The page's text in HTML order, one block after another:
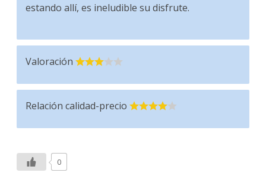
estando allí, es ineludible su disfrute.
Valoración
Relación calidad-precio
0